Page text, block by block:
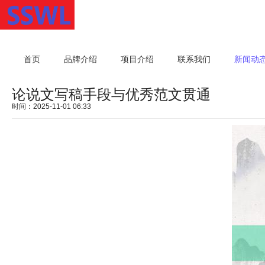
首页 品牌介绍 项目介绍 联系我们 新闻动
论说文写稿手段与优秀范文贯通
时间：2025-11-01 06:33